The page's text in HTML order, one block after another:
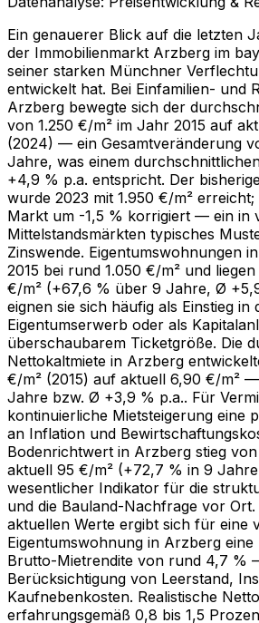
Ein genauerer Blick auf die letzten
der Immobilienmarkt Arzberg im
seiner starken Münchner
entwickelt hat. Bei Einfamilien- und
Arzberg bewegte sich der
von 1.250 €/m² im Jahr 2015 auf
(2024) — ein Gesamtveränderung
Jahre, was einem
+4,9 % p.a. entspricht. Der
wurde 2023 mit 1.950 €/m²
Markt um -1,5 % korrigiert — ein in
Mittelstandsmärkten typisches
Zinswende. Eigentumswohnungen
2015 bei rund 1.050 €/m² und
€/m² (+67,6 % über 9 Jahre, Ø
eignen sie sich häufig als Einstieg in
Eigentumserwerb oder als
überschaubarem Ticketgröße. Die
Nettokaltmiete in Arzberg
€/m² (2015) auf aktuell 6,90 €/m²
Jahre bzw. Ø +3,9 % p.a.. Für
kontinuierliche Mietsteigerung eine
an Inflation und
Bodenrichtwert in Arzberg stieg
aktuell 95 €/m² (+72,7 % in 9
wesentlicher Indikator für die
und die Bauland-Nachfrage vor
aktuellen Werte ergibt sich für eine
Eigentumswohnung in Arzberg
Brutto-Mietrendite von rund 4,7 %
Berücksichtigung von Leerstand,
Kaufnebenkosten. Realistische
erfahrungsgemäß 0,8 bis 1,5